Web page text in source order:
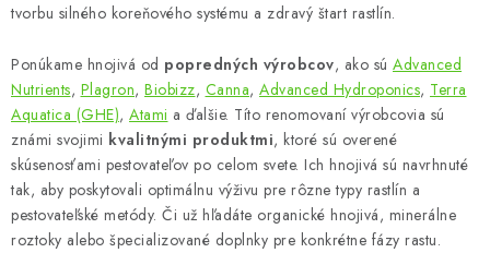
tvorbu silného koreňového systému a zdravý štart rastlín.
Ponúkame hnojivá od popredných výrobcov, ako sú Advanced
Nutrients, Plagron, Biobizz, Canna, Advanced Hydroponics, Terra
Aquatica (GHE), Atami a ďalšie. Títo renomovaní výrobcovia sú
známi svojimi kvalitnými produktmi, ktoré sú overené
skúsenosťami pestovateľov po celom svete. Ich hnojivá sú navrhnuté
tak, aby poskytovali optimálnu výživu pre rôzne typy rastlín a
pestovateľské metódy. Či už hľadáte organické hnojivá, minerálne
roztoky alebo špecializované doplnky pre konkrétne fázy rastu.